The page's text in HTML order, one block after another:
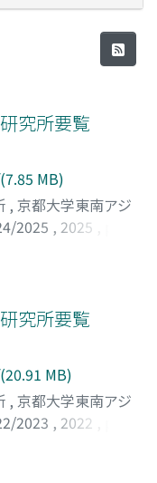
究所要覧
MB)
, 京都大学東南アジ
2025 , 2025
究所要覧
MB)
, 京都大学東南アジ
2023 , 2022